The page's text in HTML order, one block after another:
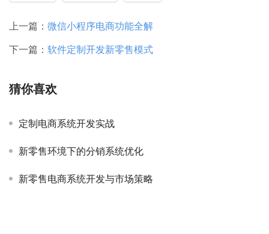
上一篇： 微信小程序电商功能全解
下一篇： 软件定制开发新零售模式
猜你喜欢
定制电商系统开发实战
新零售环境下的分销系统优化
新零售电商系统开发与市场策略